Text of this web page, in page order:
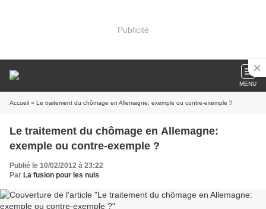
Publicité
MENU
Accueil » Le traitement du chômage en Allemagne: exemple ou contre-exemple ?
Le traitement du chômage en Allemagne:
exemple ou contre-exemple ?
Publié le 10/02/2012 à 23:22
Par La fusion pour les nuls